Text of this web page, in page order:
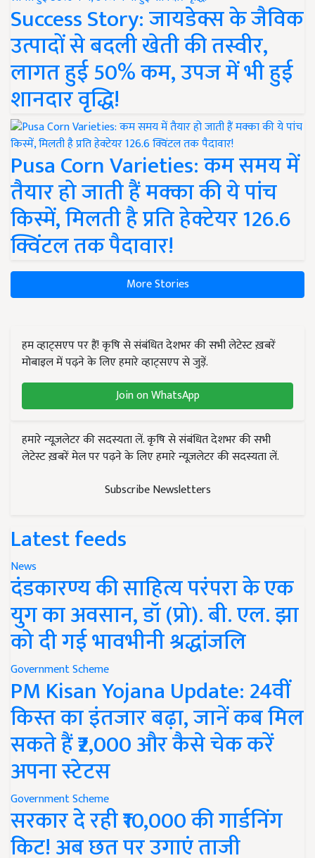
Success Story: जायडेक्स के जैविक
उत्पादों से बदली खेती की तस्वीर,
लागत हुई 50% कम, उपज में भी हुई
शानदार वृद्धि!
Pusa Corn Varieties: कम समय में
तैयार हो जाती हैं मक्का की ये पांच
किस्में, मिलती है प्रति हेक्टेयर 126.6
क्विंटल तक पैदावार!
More Stories
हम व्हाट्सएप पर हैं! कृषि से संबंधित देशभर की सभी लेटेस्ट ख़बरें
मोबाइल में पढ़ने के लिए हमारे व्हाट्सएप से जुड़ें.
Join on WhatsApp
हमारे न्यूज़लेटर की सदस्यता लें. कृषि से संबंधित देशभर की सभी
लेटेस्ट ख़बरें मेल पर पढ़ने के लिए हमारे न्यूज़लेटर की सदस्यता लें.
Subscribe Newsletters
Latest feeds
News
दंडकारण्य की साहित्य परंपरा के एक
युग का अवसान, डॉ (प्रो). बी. एल. झा
को दी गई भावभीनी श्रद्धांजलि
Government Scheme
PM Kisan Yojana Update: 24वीं
किस्त का इंतजार बढ़ा, जानें कब मिल
सकते हैं ₹2,000 और कैसे चेक करें
अपना स्टेटस
Government Scheme
सरकार दे रही ₹10,000 की गार्डनिंग
किट! अब छत पर उगाएं ताजी